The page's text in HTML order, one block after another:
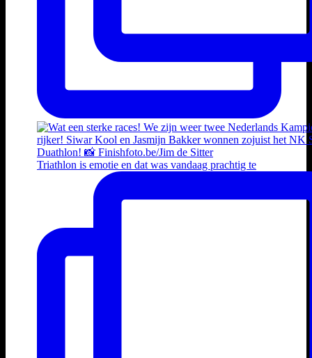
Triathlon is emotie en dat was vandaag prachtig te